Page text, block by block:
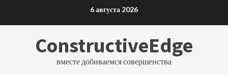
6 августа 2026
ConstructiveEdge
вместе добиваемся совершенства